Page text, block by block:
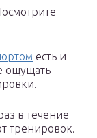
есть и
ощущать
в течение
тренировок.